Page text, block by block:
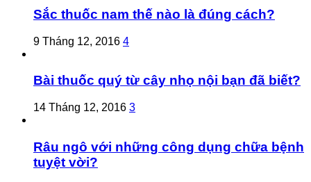
Sắc thuốc nam thế nào là đúng cách?
9 Tháng 12, 2016 4
Bài thuốc quý từ cây nhọ nội bạn đã biết?
14 Tháng 12, 2016 3
Râu ngô với những công dụng chữa bệnh
tuyệt vời?